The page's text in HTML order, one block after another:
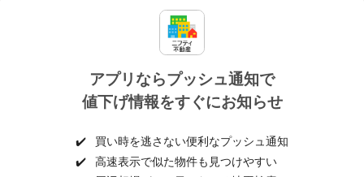
アプリならプッシュ通知で
値下げ情報をすぐにお知らせ
✔️
買い時を逃さない便利なプッシュ通知
✔️
高速表示で似た物件も見つけやすい
個人情報保護ポリシー 利用規約
ヘルプ・お問い合わせ 採用情報